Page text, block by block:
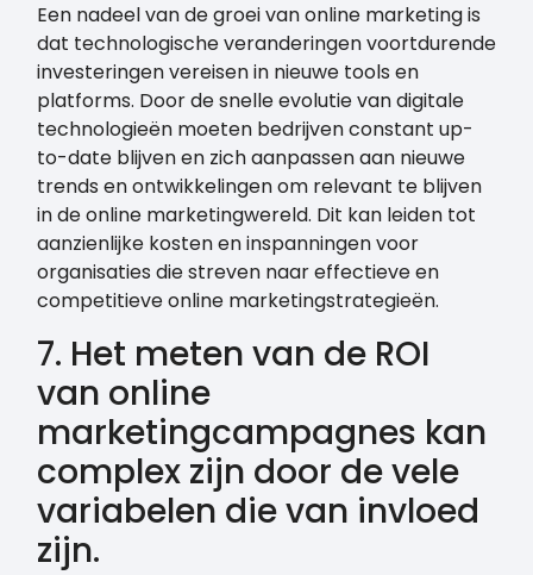
Een nadeel van de groei van online marketing is
dat technologische veranderingen voortdurende
investeringen vereisen in nieuwe tools en
platforms. Door de snelle evolutie van digitale
technologieën moeten bedrijven constant up-
to-date blijven en zich aanpassen aan nieuwe
trends en ontwikkelingen om relevant te blijven
in de online marketingwereld. Dit kan leiden tot
aanzienlijke kosten en inspanningen voor
organisaties die streven naar effectieve en
competitieve online marketingstrategieën.
7. Het meten van de ROI
van online
marketingcampagnes kan
complex zijn door de vele
variabelen die van invloed
zijn.